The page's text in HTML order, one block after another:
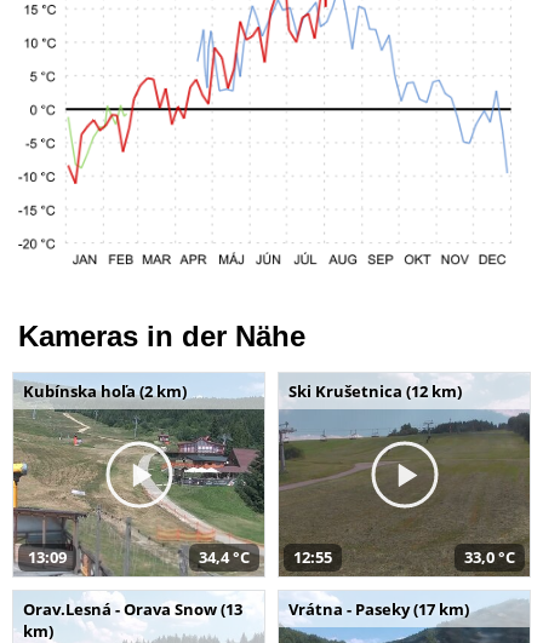
Kameras in der Nähe
Kubínska hoľa (2 km)
13:09 34,4 °C
Ski Krušetnica (12 km)
12:55 33,0 °C
Orav.Lesná - Orava Snow (13
km)
Vrátna - Paseky (17 km)